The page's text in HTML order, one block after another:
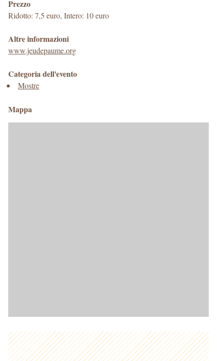
Prezzo
Ridotto: 7,5 euro, Intero: 10 euro
Altre informazioni
www.jeudepaume.org
Categoria dell'evento
Mostre
Mappa